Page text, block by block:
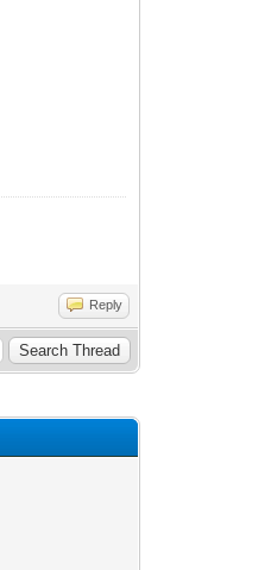
Reply